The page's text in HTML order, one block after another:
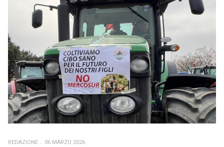
REDAZIONE 06 MARZO 2026